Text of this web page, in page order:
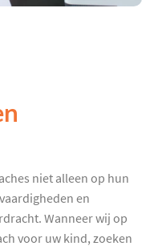
niet alleen op hun
en
Wanneer wij op
voor uw kind, zoeken